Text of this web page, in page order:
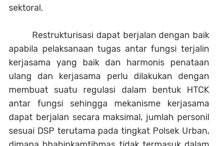
sektoral.
Restrukturisasi dapat berjalan dengan baik
apabila pelaksanaan tugas antar fungsi terjalin
kerjasama yang baik dan harmonis penataan
ulang dan kerjasama perlu dilakukan dengan
membuat suatu regulasi dalam bentuk HTCK
antar fungsi sehingga mekanisme kerjasama
dapat berjalan secara maksimal, jumlah personil
sesuai DSP terutama pada tingkat Polsek Urban,